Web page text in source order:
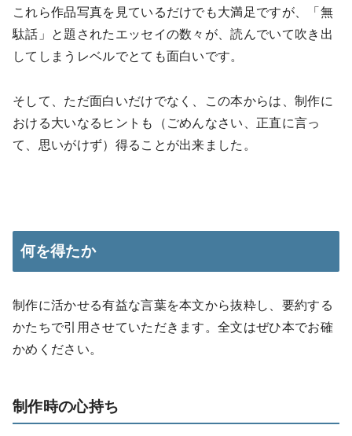
これら作品写真を見ているだけでも大満足ですが、「無
駄話」と題されたエッセイの数々が、読んでいて吹き出
してしまうレベルでとても面白いです。
そして、ただ面白いだけでなく、この本からは、制作に
おける大いなるヒントも（ごめんなさい、正直に言っ
て、思いがけず）得ることが出来ました。
何を得たか
制作に活かせる有益な言葉を本文から抜粋し、要約する
かたちで引用させていただきます。全文はぜひ本でお確
かめください。
制作時の心持ち